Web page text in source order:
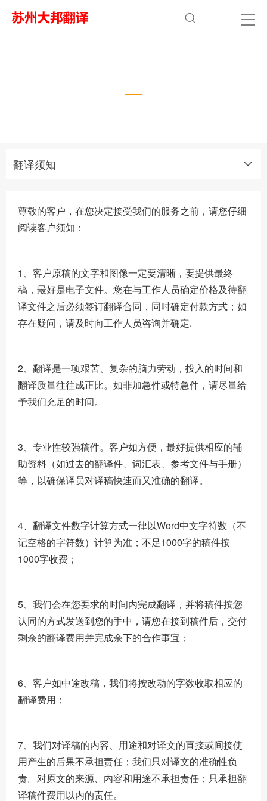
翻译须知
尊敬的客户，在您决定接受我们的服务之前，请您仔细
阅读客户须知：
1、客户原稿的文字和图像一定要清晰，要提供最终
稿，最好是电子文件。您在与工作人员确定价格及待翻
译文件之后必须签订翻译合同，同时确定付款方式；如
存在疑问，请及时向工作人员咨询并确定.
2、翻译是一项艰苦、复杂的脑力劳动，投入的时间和
翻译质量往往成正比。如非加急件或特急件，请尽量给
予我们充足的时间。
3、专业性较强稿件。客户如方便，最好提供相应的辅
助资料（如过去的翻译件、词汇表、参考文件与手册）
等，以确保译员对译稿快速而又准确的翻译。
4、翻译文件数字计算方式一律以Word中文字符数（不
记空格的字符数）计算为准；不足1000字的稿件按
1000字收费；
5、我们会在您要求的时间内完成翻译，并将稿件按您
认同的方式发送到您的手中，请您在接到稿件后，交付
剩余的翻译费用并完成余下的合作事宜；
6、客户如中途改稿，我们将按改动的字数收取相应的
翻译费用；
7、我们对译稿的内容、用途和对译文的直接或间接使
用产生的后果不承担责任；我们只对译文的准确性负
责。对原文的来源、内容和用途不承担责任；只承担翻
译稿件费用以内的责任。